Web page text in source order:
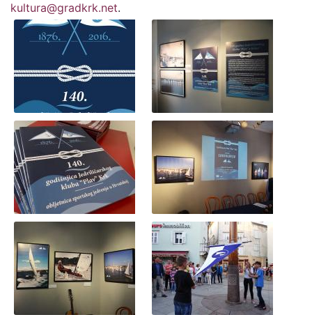
kultura@gradkrk.net.